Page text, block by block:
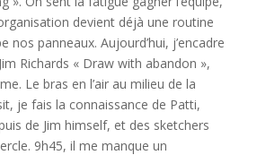
devient déjà une routine
nos panneaux. Aujourd’hui, j’encadre
Richards « Draw with abandon »,
Le bras en l’air au milieu de la
je fais la connaissance de Patti,
de Jim himself, et des sketchers
9h45, il me manque un